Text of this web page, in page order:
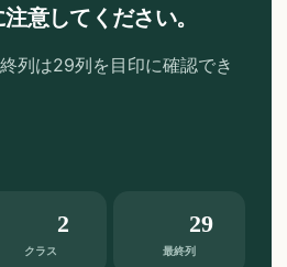
意してください。
列は29列を目印に確認でき
クラス
2
最終列
29